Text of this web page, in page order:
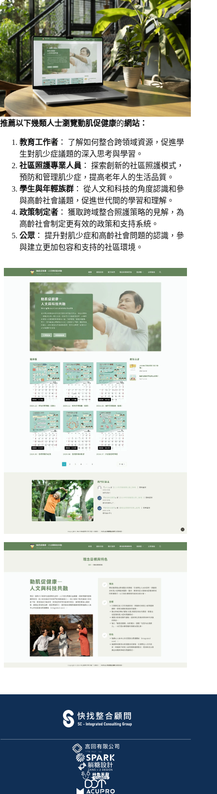
推薦以下幾類人士瀏覽動肌促健康的網站：
教育工作者 ： 了解如何整合跨領域資源，促進學
生對肌少症議題的深入思考與學習。
社區照護專業人員 ： 探索創新的社區照護模式，
預防和管理肌少症，提高老年人的生活品質。
學生與年輕族群 ： 從人文和科技的角度認識和參
與高齡社會議題，促進世代間的學習和理解。
政策制定者 ： 獲取跨域整合照護策略的見解，為
高齡社會制定更有效的政策和支持系統。
公眾 ： 提升對肌少症和高齡社會問題的認識，參
與建立更加包容和支持的社區環境。